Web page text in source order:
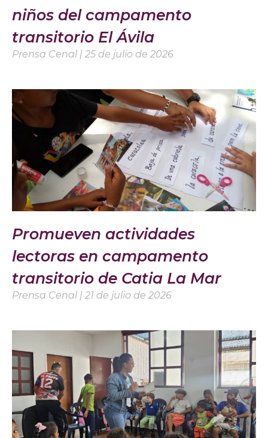
niños del campamento
transitorio El Ávila
Prensa Cenal 25 de julio de 2026
Promueven actividades
lectoras en campamento
transitorio de Catia La Mar
Prensa Cenal 21 de julio de 2026